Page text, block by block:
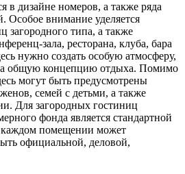
в дизайне номеров, а также ряда
внимание уделяется
загородного типа, а также
зала, ресторана, клуба, бара
нужно создать особую атмосферу,
общую концепцию отдыха. Помимо
могут быть предусмотрены
семей с детьми, а также
Для загородных гостиниц
фонда является стандартной
каждом помещении может
официальной, деловой,